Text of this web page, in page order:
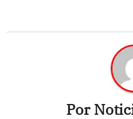
Por